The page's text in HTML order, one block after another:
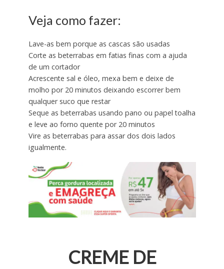
Veja como fazer:
Lave-as bem porque as cascas são usadas
Corte as beterrabas em fatias finas com a ajuda
de um cortador
Acrescente sal e óleo, mexa bem e deixe de
molho por 20 minutos deixando escorrer bem
qualquer suco que restar
Seque as beterrabas usando pano ou papel toalha
e leve ao forno quente por 20 minutos
Vire as beterrabas para assar dos dois lados
igualmente.
CREME DE